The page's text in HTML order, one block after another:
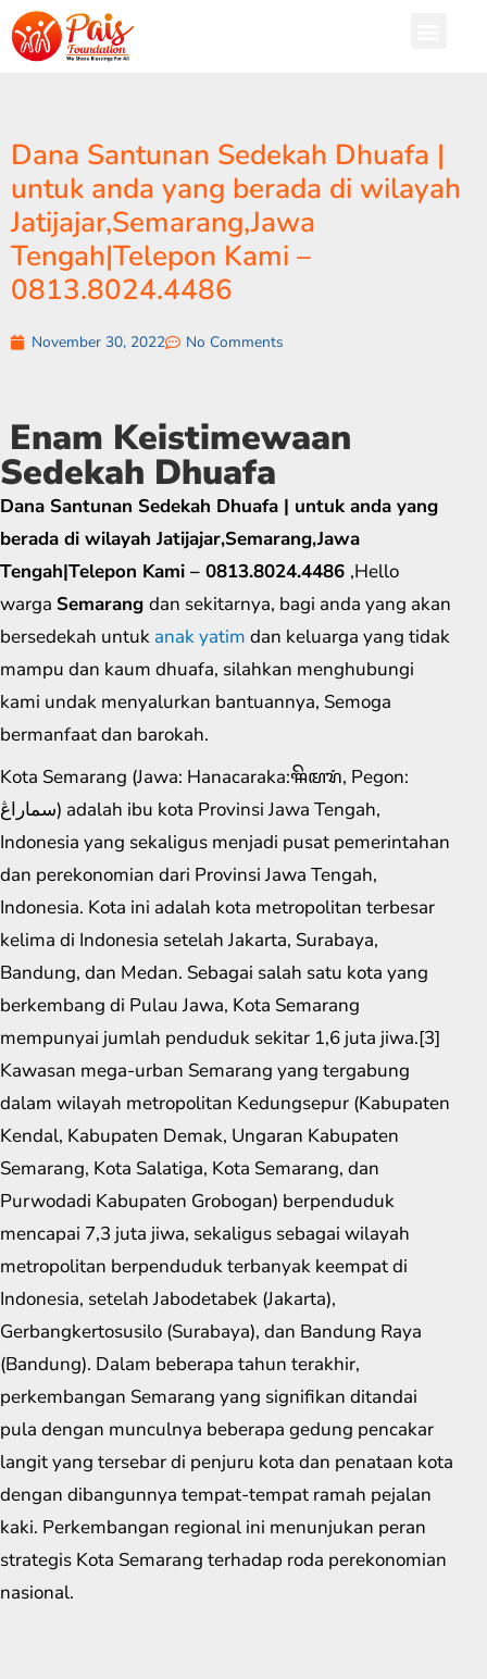
Dana Santunan Sedekah Dhuafa |
untuk anda yang berada di wilayah
Jatijajar,Semarang,Jawa
Tengah|Telepon Kami –
0813.8024.4486
November 30, 2022 No Comments
Enam Keistimewaan
Sedekah Dhuafa
Dana Santunan Sedekah Dhuafa | untuk anda yang
berada di wilayah Jatijajar,Semarang,Jawa
Tengah|Telepon Kami – 0813.8024.4486 ,Hello
warga Semarang dan sekitarnya, bagi anda yang akan
bersedekah untuk anak yatim dan keluarga yang tidak
mampu dan kaum dhuafa, silahkan menghubungi
kami undak menyalurkan bantuannya, Semoga
bermanfaat dan barokah.
Kota Semarang (Jawa: Hanacaraka:ꦯꦼꦩꦫꦁ​, Pegon:
سماراڠ) adalah ibu kota Provinsi Jawa Tengah,
Indonesia yang sekaligus menjadi pusat pemerintahan
dan perekonomian dari Provinsi Jawa Tengah,
Indonesia. Kota ini adalah kota metropolitan terbesar
kelima di Indonesia setelah Jakarta, Surabaya,
Bandung, dan Medan. Sebagai salah satu kota yang
berkembang di Pulau Jawa, Kota Semarang
mempunyai jumlah penduduk sekitar 1,6 juta jiwa.[3]
Kawasan mega-urban Semarang yang tergabung
dalam wilayah metropolitan Kedungsepur (Kabupaten
Kendal, Kabupaten Demak, Ungaran Kabupaten
Semarang, Kota Salatiga, Kota Semarang, dan
Purwodadi Kabupaten Grobogan) berpenduduk
mencapai 7,3 juta jiwa, sekaligus sebagai wilayah
metropolitan berpenduduk terbanyak keempat di
Indonesia, setelah Jabodetabek (Jakarta),
Gerbangkertosusilo (Surabaya), dan Bandung Raya
(Bandung). Dalam beberapa tahun terakhir,
perkembangan Semarang yang signifikan ditandai
pula dengan munculnya beberapa gedung pencakar
langit yang tersebar di penjuru kota dan penataan kota
dengan dibangunnya tempat-tempat ramah pejalan
kaki. Perkembangan regional ini menunjukan peran
strategis Kota Semarang terhadap roda perekonomian
nasional.